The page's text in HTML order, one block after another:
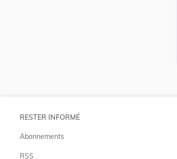
RESTER INFORMÉ
Abonnements
RSS